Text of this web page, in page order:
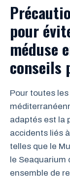
pour
méduse
conseils
Pour toutes
adaptés est la
accidents liés
telles que le
le Seaquarium
ensemble de